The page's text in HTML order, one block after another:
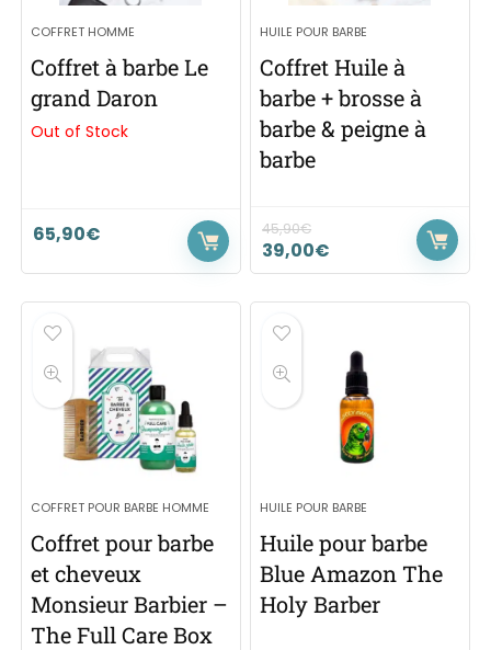
COFFRET HOMME
Coffret à barbe Le
grand Daron
Out of Stock
65,90€
HUILE POUR BARBE
Coffret Huile à
barbe + brosse à
barbe & peigne à
barbe
45,90€
39,00€
COFFRET POUR BARBE HOMME
Coffret pour barbe
et cheveux
Monsieur Barbier –
The Full Care Box
HUILE POUR BARBE
Huile pour barbe
Blue Amazon The
Holy Barber